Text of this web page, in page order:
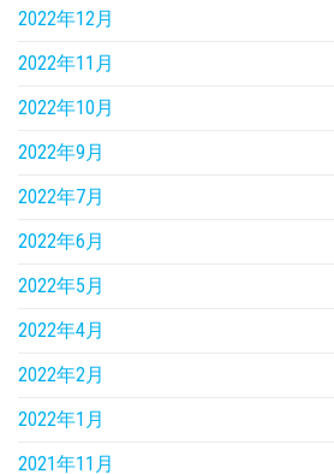
2022年12月
2022年11月
2022年10月
2022年9月
2022年7月
2022年6月
2022年5月
2022年4月
2022年2月
2022年1月
2021年11月